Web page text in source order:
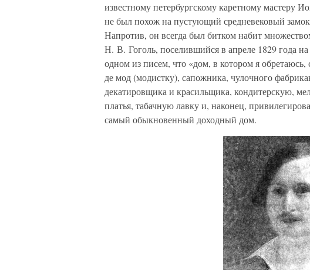
известному петербургскому каретному мастеру
не был похож на пустующий средневековый
Напротив, он всегда был битком набит
Н. В. Гоголь, поселившийся в апреле 1829 года
одном из писем, что «дом, в котором я
де мод (модистку), сапожника, чулочного
декатировщика и красильщика, кондитерскую,
платья, табачную лавку и, наконец,
самый обыкновенный доходный дом.